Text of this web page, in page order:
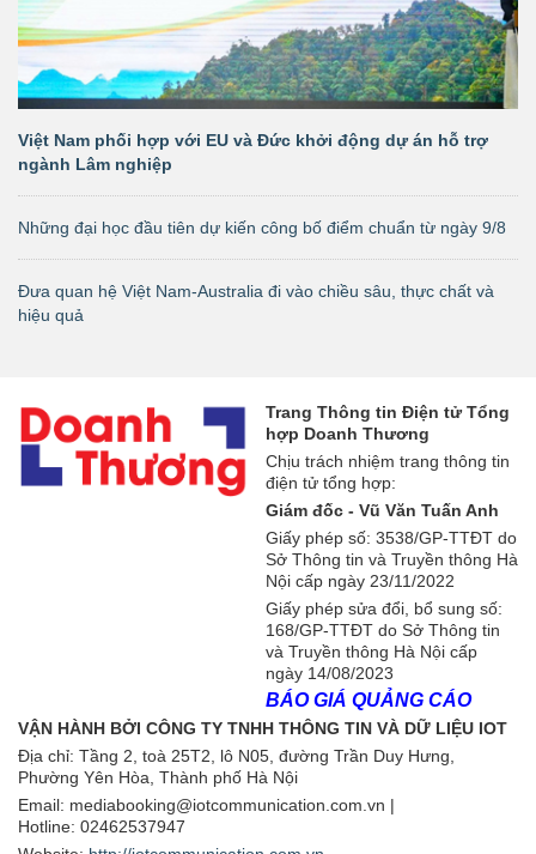
Việt Nam phối hợp với EU và Đức khởi động dự án hỗ trợ
ngành Lâm nghiệp
Những đại học đầu tiên dự kiến công bố điểm chuẩn từ ngày 9/8
Đưa quan hệ Việt Nam-Australia đi vào chiều sâu, thực chất và
hiệu quả
Trang Thông tin Điện tử Tổng
hợp Doanh Thương
Chịu trách nhiệm trang thông tin
điện tử tổng hợp:
Giám đốc - Vũ Văn Tuấn Anh
Giấy phép số: 3538/GP-TTĐT do
Sở Thông tin và Truyền thông Hà
Nội cấp ngày 23/11/2022
Giấy phép sửa đổi, bổ sung số:
168/GP-TTĐT do Sở Thông tin
và Truyền thông Hà Nội cấp
ngày 14/08/2023
BÁO GIÁ QUẢNG CÁO
VẬN HÀNH BỞI CÔNG TY TNHH THÔNG TIN VÀ DỮ LIỆU IOT
Địa chỉ: Tầng 2, toà 25T2, lô N05, đường Trần Duy Hưng,
Phường Yên Hòa, Thành phố Hà Nội
Email: mediabooking@iotcommunication.com.vn |
Hotline: 02462537947